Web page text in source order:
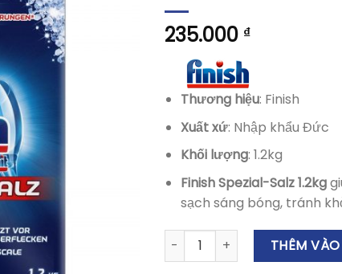
235.000 ₫
Thương hiệu: Finish
Xuất xứ: Nhập khẩu Đức
Khối lượng: 1.2kg
Finish Spezial-Salz 1.2kg
sạch sáng bóng, tránh
Muối Rửa Chén Bát Finish
THÊM